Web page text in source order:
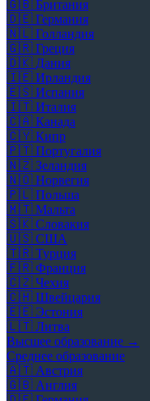
🇬🇧 Британия
🇩🇪 Германия
🇳🇱 Голландия
🇬🇷 Греция
🇩🇰 Дания
🇮🇪 Ирландия
🇪🇸 Испания
🇮🇹 Италия
🇨🇦 Канада
🇨🇾 Кипр
🇵🇹 Португалия
🇳🇿 Зеландия
🇳🇴 Норвегия
🇵🇱 Польша
🇲🇹 Мальта
🇸🇰 Словакия
🇺🇸 США
🇹🇷 Турция
🇫🇷 Франция
🇨🇿 Чехия
🇨🇭 Швейцария
🇪🇪 Эстония
🇱🇹 Литва
Высшее образование →
Среднее образование
🇦🇹 Австрия
🇬🇧 Англия